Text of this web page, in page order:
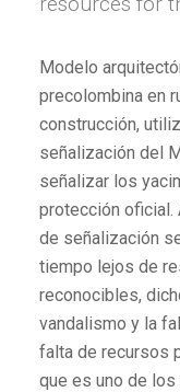
Modelo
precolombina en
construcción,
señalización del
señalizar los
protección oficial.
de señalización
tiempo lejos de
reconocibles,
vandalismo y la
falta de recursos
que es uno de